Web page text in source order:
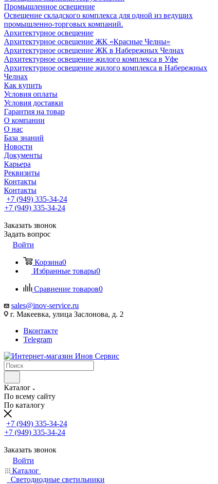
Промышленное освещение
Освещение складского комплекса для одной из ведущих
промышленно-торговых компаний.
Архитектурное освещение
Архитектурное освещение ЖК «Красные Челны»
Архитектурное освещение ЖК в Набережных Челнах
Архитектурное освещение жилого комплекса в Уфе
Архитектурное освещение жилого комплекса в Набережных
Челнах
Как купить
Условия оплаты
Условия доставки
Гарантия на товар
О компании
О нас
База знаний
Новости
Документы
Карьера
Реквизиты
Контакты
Контакты
+7 (949) 335-34-24
+7 (949) 335-34-24
Заказать звонок
Задать вопрос
Войти
Корзина0
Избранные товары0
Сравнение товаров0
sales@inov-service.ru
г. Макеевка, улица Заслонова, д. 2
Вконтакте
Telegram
Каталог
По всему сайту
По каталогу
+7 (949) 335-34-24
+7 (949) 335-34-24
Заказать звонок
Войти
Каталог
Светодиодные светильники